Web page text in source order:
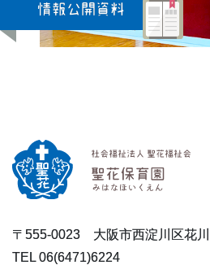
情報公開資料
〒555-0023 大阪市西淀川区花
TEL 06(6471)6224